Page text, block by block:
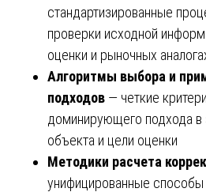
стандартизированные
проверки исходной
оценки и рыночных
Алгоритмы выбора и
подходов — четкие
доминирующего подхода в
объекта и цели оценки
Методики расчета
унифицированные